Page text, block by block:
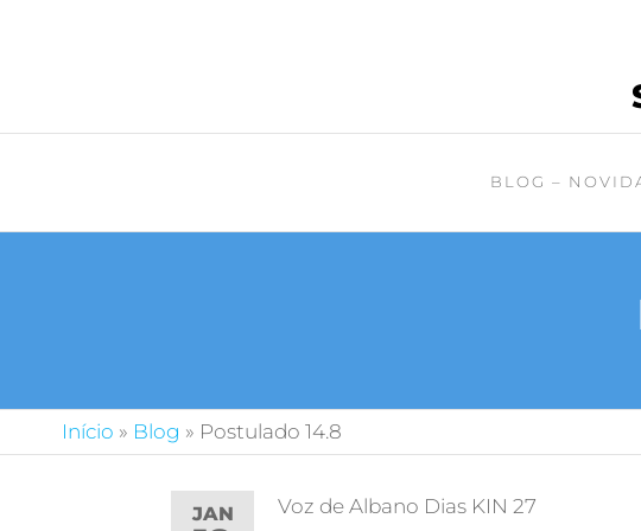
BLOG –
Início » Blog » Postulado 14.8
JAN Voz de Albano Dias KIN 27